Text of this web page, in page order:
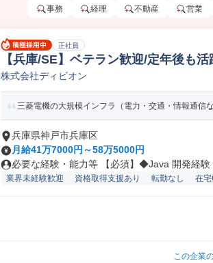
事務 経理 不動産 営業
正社員
【兵庫/SE】ベテラン歓迎/定年後も
プンSE
株式会社ディビオン
三菱電機の大規模インフラ（電力・交通・情報通信
兵庫県神戸市兵庫区
月給41万7000円～58万5000円
必要な経験・能力等 【必須】◆Java 開発経験
業界未経験歓迎 資格取得支援あり 転勤なし 在
この企業